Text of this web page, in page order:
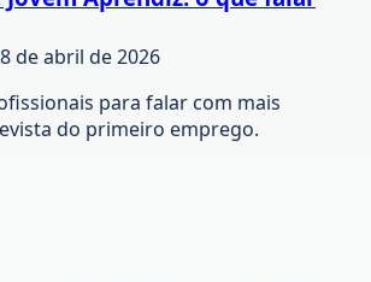
de abril de 2026
para falar com mais
do primeiro emprego.